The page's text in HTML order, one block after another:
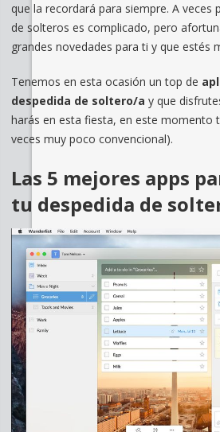
que la recordará para siempre. A veces
de solteros es complicado, pero
grandes novedades para ti y que estés
Tenemos en esta ocasión un top de
despedida de soltero/a y que
harás en esta fiesta, en este momento
veces muy poco convencional).
Las 5 mejores apps
tu despedida de